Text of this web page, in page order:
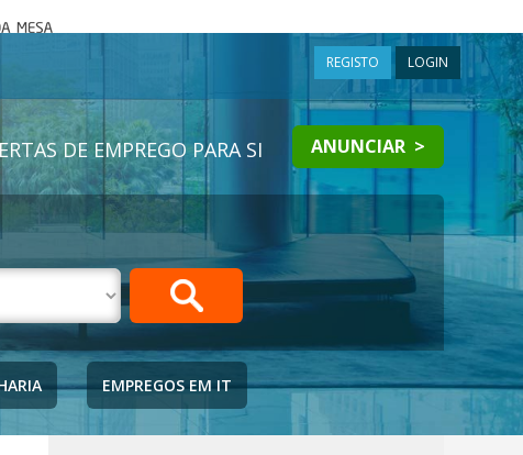
REGISTO LOGIN
DE EMPREGO PARA SI ANUNCIAR >
EMPREGOS EM IT